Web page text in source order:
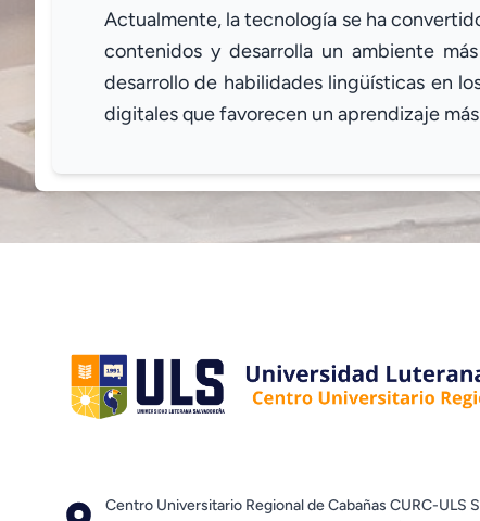
Actualmente, la tecnología se ha
contenidos y desarrolla un ambiente
desarrollo de habilidades lingüísticas en
digitales que favorecen un aprendizaje
Centro Universitario Regional de Cabañas CURC-ULS